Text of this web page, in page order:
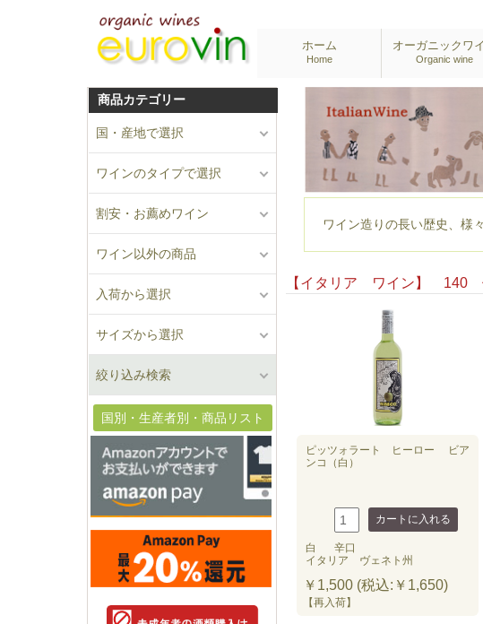
ホーム
Home
オーガニックワ
Organic wine
商品カテゴリー
国・産地で選択
ワインのタイプで選択
割安・お薦めワイン
ワイン以外の商品
入荷から選択
サイズから選択
絞り込み検索
国別・生産者別・商品リスト
ワイン造りの長い歴史、様
【イタリア ワイン】
ピッツォラート ヒーロー ビア
ンコ（白）
白
辛口
イタリア ヴェネト州
￥1,500 (税込:￥1,650)
【再入荷】